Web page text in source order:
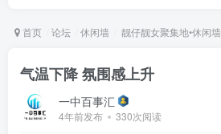
首页 论坛 休闲墙 靓仔靓女聚集地•休闲墙
气温下降 氛围感上升
一中百事汇
4年前发布 330次阅读